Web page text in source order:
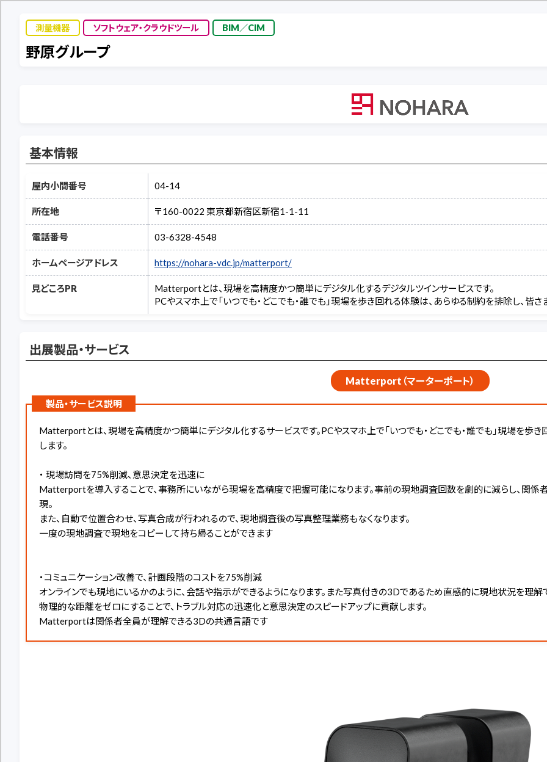
測量機器 ソフトウェア・クラウドツール BIM／CIM
野原グループ
基本情報
屋内小間番号 04-14
所在地 〒160-0022 東京都新宿区新宿1-1-11
電話番号 03-6328-4548
ホームページアドレス https://nohara-vdc.jp/matterport/
見どころPR
Matterportとは、現場を高精度かつ簡単にデジタル化するデジタルツインサービスです。
PCやスマホ上で「いつでも・どこでも・誰でも」現場を歩き回れる体験は、あらゆる制約を排除し、皆
出展製品・サービス
Matterport（マーターポート）
製品・サービス説明
Matterportとは、現場を高精度かつ簡単にデジタル化するサービスです。PCやスマホ上で「いつでも・どこでも・誰でも」現場を歩
します。
・ 現場訪問を75%削減、意思決定を迅速に
Matterportを導入することで、事務所にいながら現場を高精度で把握可能になります。事前の現地調査回数を劇的に減らし、関
現。
また、自動で位置合わせ、写真合成が行われるので、現地調査後の写真整理業務もなくなります。
一度の現地調査で現地をコピーして持ち帰ることができます
・コミュニケーション改善で、計画段階のコストを75%削減
オンラインでも現地にいるかのように、会話や指示ができるようになります。また写真付きの3Dであるため直感的に現地状況を理解
物理的な距離をゼロにすることで、トラブル対応の迅速化と意思決定のスピードアップに貢献します。
Matterportは関係者全員が理解できる3Dの共通言語です